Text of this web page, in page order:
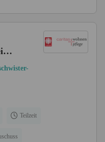
Teilzeit